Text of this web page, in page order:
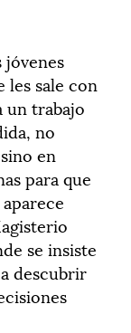
jóvenes
les sale con
un trabajo
no
en
para que
se insiste
descubrir